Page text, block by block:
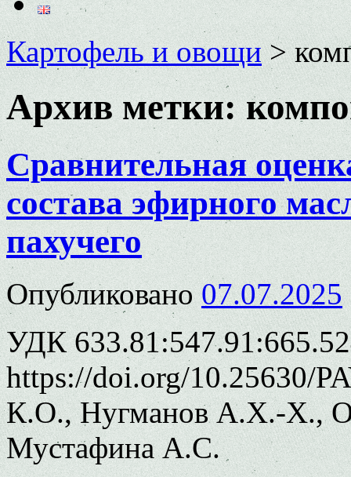
Картофель и овощи>
Архив метки:
Сравнительная
состава эфирного
пахучего
Опубликовано 07.07.2025
УДК
https://doi.org/10.25630/
К.О., Нугманов А.Х.-Х.,
Мустафина А.С.